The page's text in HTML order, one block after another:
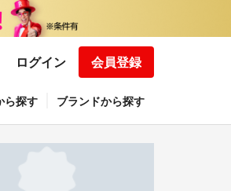
ログイン 会員登録
ら探す ブランドから探す